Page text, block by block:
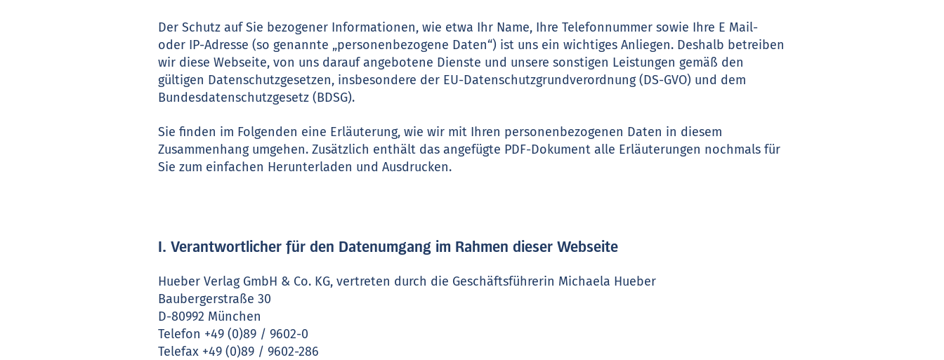
Der Schutz auf Sie bezogener Informationen, wie etwa Ihr Name, Ihre Telefonnummer sowie Ihre E Mail-
oder IP-Adresse (so genannte „personenbezogene Daten“) ist uns ein wichtiges Anliegen. Deshalb betreiben
wir diese Webseite, von uns darauf angebotene Dienste und unsere sonstigen Leistungen gemäß den
gültigen Datenschutzgesetzen, insbesondere der EU-Datenschutzgrundverordnung (DS-GVO) und dem
Bundesdatenschutzgesetz (BDSG).
Sie finden im Folgenden eine Erläuterung, wie wir mit Ihren personenbezogenen Daten in diesem
Zusammenhang umgehen. Zusätzlich enthält das angefügte PDF-Dokument alle Erläuterungen nochmals für
Sie zum einfachen Herunterladen und Ausdrucken.
I. Verantwortlicher für den Datenumgang im Rahmen dieser Webseite
Hueber Verlag GmbH & Co. KG, vertreten durch die Geschäftsführerin Michaela Hueber
Baubergerstraße 30
D-80992 München
Telefon +49 (0)89 / 9602-0
Telefax +49 (0)89 / 9602-286